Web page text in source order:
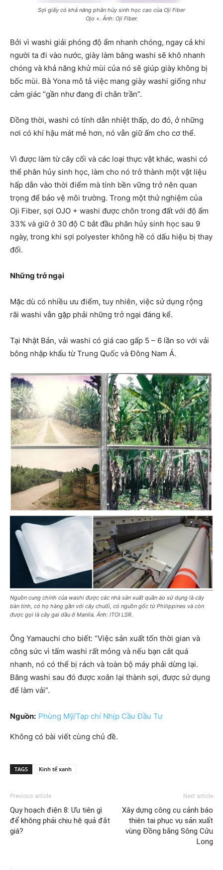
Sợi giấy có khả năng phân hủy sinh học cao của Oji Fiber
Ojo +. Ảnh: Oji Fiber.
Bởi vì washi giải phóng độ ẩm nhanh chóng, ngay cả khi
người ta đi vào nước, giày làm bằng washi sẽ khô nhanh
chóng và khả năng khử mùi của nó sẽ giúp giày không bị
bốc mùi. Bà Yona mô tả việc mang giày washi giống như
cảm giác “gần như đang đi chân trần”.
Đồng thời, washi có tính dẫn nhiệt thấp, do đó, ở những
nơi có khí hậu mát mẻ hơn, nó vẫn giữ ấm cho cơ thể.
Vì được làm từ cây cối và các loại thực vật khác, washi có
thể phân hủy sinh học, làm cho nó trở thành một vật liệu
hấp dẫn vào thời điểm mà tính bền vững trở nên quan
trọng để bảo vệ môi trường. Trong một thử nghiệm của
Oji Fiber, sợi OJO + washi được chôn trong đất với độ ẩm
33% và giữ ở 30 độ C bắt đầu phân hủy sinh học sau 9
ngày, trong khi sợi polyester không hề có dấu hiệu bị thay
đổi.
Những trở ngại
Mặc dù có nhiều ưu điểm, tuy nhiên, việc sử dụng rộng
rãi washi vẫn gặp phải những trở ngại đáng kể.
Tại Nhật Bản, vải washi có giá cao gấp 5 – 6 lần so với vải
bông nhập khẩu từ Trung Quốc và Đông Nam Á.
Nguồn cung chính của washi được các nhà sản xuất quần áo sử dụng là cây
bàn tính, có họ hàng gần với cây chuối, có nguồn gốc từ Philippines và còn
được gọi là cây gai dầu ở Manila. Ảnh: ITOI LSR.
Ông Yamauchi cho biết: “Việc sản xuất tốn thời gian và
công sức vì tấm washi rất mỏng và nếu bạn cắt quá
nhanh, nó có thể bị rách và toàn bộ máy phải dừng lại.
Băng washi sau đó được xoắn lại thành sợi, được sử dụng
để làm vải”.
Nguồn: Phùng Mỹ/Tạp chí Nhịp Cầu Đầu Tư
Không có bài viết cùng chủ đề.
TAGS Kinh tế xanh
Previous article
Quy hoạch điện 8: Ưu tiên gì
để không phải chịu hệ quả đắt
giá?
Next article
Xây dựng công cụ cảnh báo
thiên tai phục vụ sản xuất
vùng Đồng bằng Sông Cửu
Long